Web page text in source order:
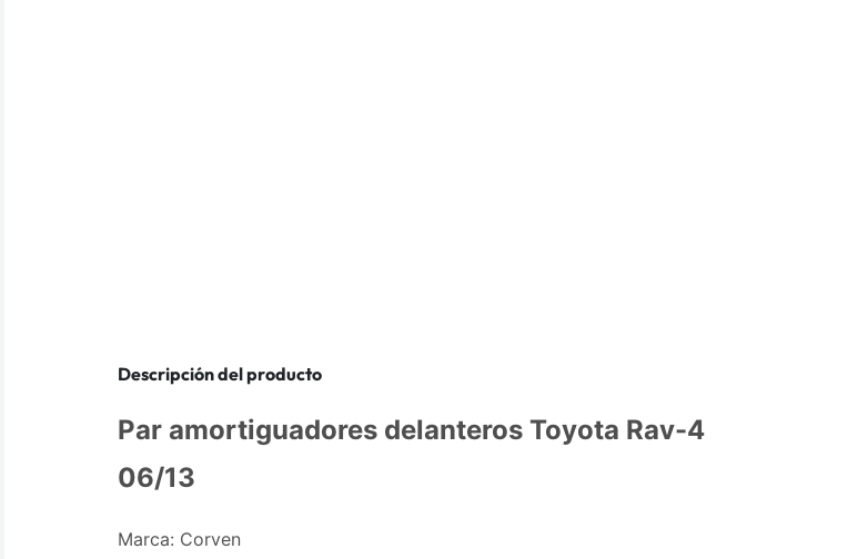
Descripción del producto
Par amortiguadores delanteros Toyota Rav-4
06/13
Marca: Corven